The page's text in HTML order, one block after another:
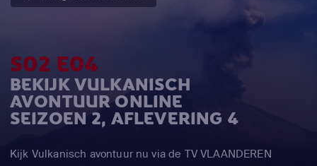
S02 E04
BEKIJK VULKANISCH
AVONTUUR ONLINE
SEIZOEN 2, AFLEVERING 4
Kijk Vulkanisch avontuur nu via de TV VLAANDEREN